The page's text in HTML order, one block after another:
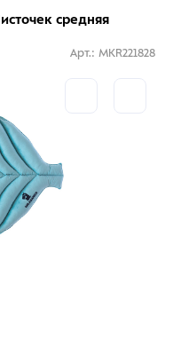
средняя
Арт.: MKR221828